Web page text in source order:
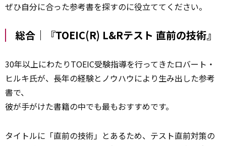
ぜひ自分に合った参考書を探すのに役立ててください。
総合｜『TOEIC(R) L&Rテスト 直前の技術』
30年以上にわたりTOEIC受験指導を行ってきたロバート・
ヒルキ氏が、長年の経験とノウハウにより生み出した参考
書で、
彼が手がけた書籍の中でも最もおすすめです。
タイトルに「直前の技術」とあるため、テスト直前対策の